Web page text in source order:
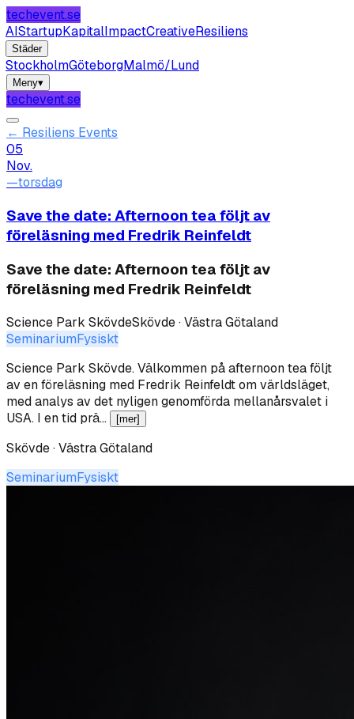
techevent.se
AIStartupKapitalImpactCreativeResiliens
Städer
StockholmGöteborgMalmö/Lund
Meny▾
techevent.se
← Resiliens Events
05
Nov.
—torsdag
Save the date: Afternoon tea följt av
föreläsning med Fredrik Reinfeldt
Save the date: Afternoon tea följt av
föreläsning med Fredrik Reinfeldt
Science Park SkövdeSkövde · Västra Götaland
SeminariumFysiskt
Science Park Skövde.Välkommen på afternoon tea följt
av en föreläsning med Fredrik Reinfeldt om världsläget,
med analys av det nyligen genomförda mellanårsvalet i
USA. I en tid prä…
[mer]
Skövde · Västra Götaland
SeminariumFysiskt